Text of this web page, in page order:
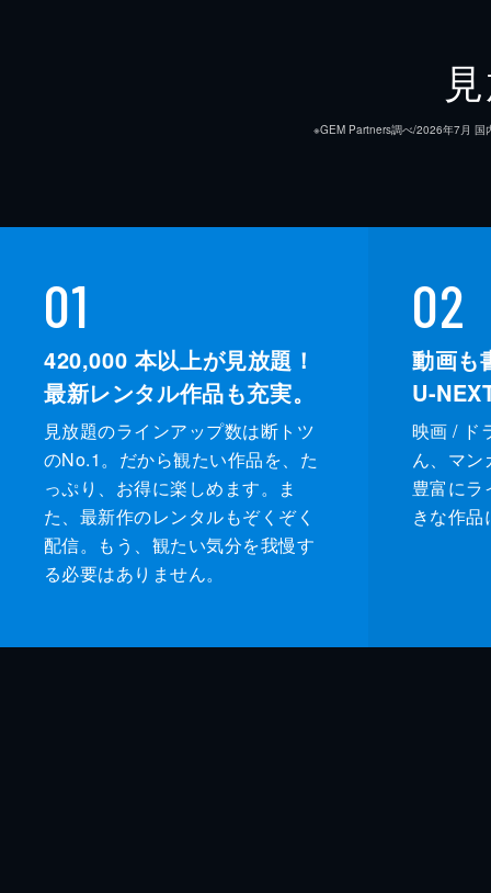
※GEM Partners調べ/2026年7⽉ 国
01
420,000 本以上が見放題！
最新レンタル作品も充実。
見放題のラインアップ数は断トツ
のNo.1。だから観たい作品を、た
っぷり、お得に楽しめます。ま
た、最新作のレンタルもぞくぞく
配信。もう、観たい気分を我慢す
る必要はありません。
02
動画も
U-
映画 / ド
ん、マン
豊富にラ
きな作